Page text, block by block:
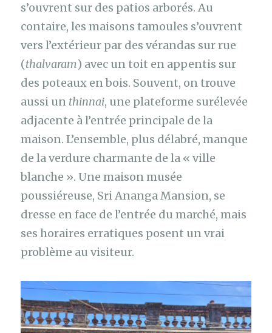
s’ouvrent sur des patios arborés. Au
contaire, les maisons tamoules s’ouvrent
vers l’extérieur par des vérandas sur rue
(thalvaram) avec un toit en appentis sur
des poteaux en bois. Souvent, on trouve
aussi un thinnai, une plateforme surélevée
adjacente à l’entrée principale de la
maison. L’ensemble, plus délabré, manque
de la verdure charmante de la « ville
blanche ». Une maison musée
poussiéreuse, Sri Ananga Mansion, se
dresse en face de l’entrée du marché, mais
ses horaires erratiques posent un vrai
problème au visiteur.